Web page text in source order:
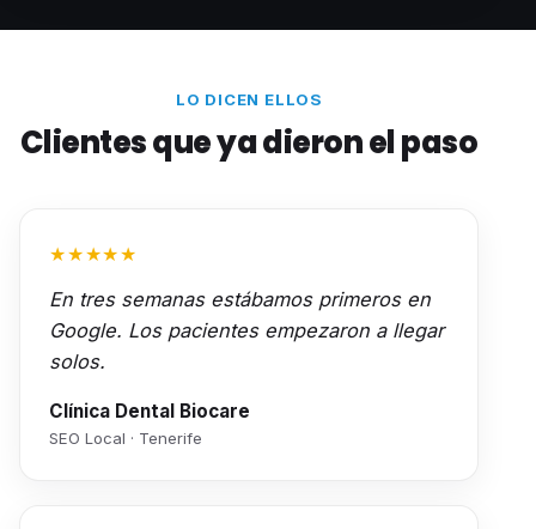
LO DICEN ELLOS
Clientes que ya dieron el paso
★★★★★
En tres semanas estábamos primeros en
Google. Los pacientes empezaron a llegar
solos.
Clínica Dental Biocare
SEO Local · Tenerife